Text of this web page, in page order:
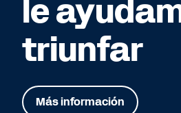
le
triunfar
Más información